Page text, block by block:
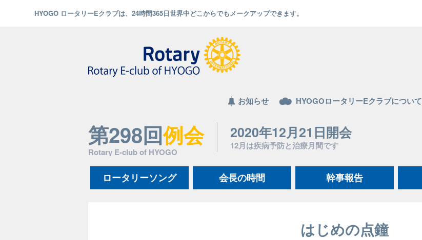
HYOGO ロータリーEクラブは、24時間365日世界中どこからでもメークアップできます。
お知らせ HYOGOロータリーEクラブについて
第298回例会
Rotary E-club of HYOGO
2020年12月21日開会
12月は疾病予防と治療月間です
ロータリーソング 会長の時間 幹事報告
はじめの点鐘